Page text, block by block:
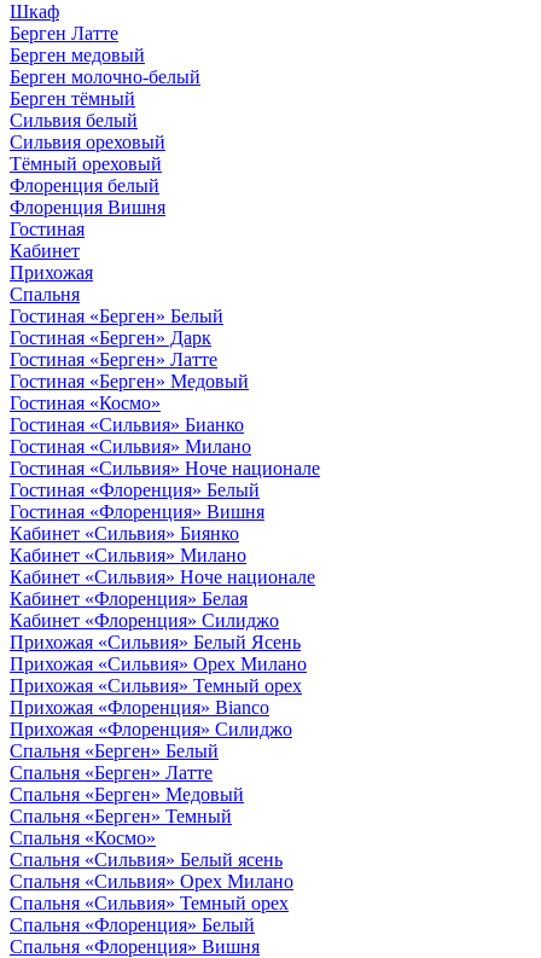
Шкаф
Берген Латте
Берген медовый
Берген молочно-белый
Берген тёмный
Сильвия белый
Сильвия ореховый
Тёмный ореховый
Флоренция белый
Флоренция Вишня
Гостиная
Кабинет
Прихожая
Спальня
Гостиная «Берген» Белый
Гостиная «Берген» Дарк
Гостиная «Берген» Латте
Гостиная «Берген» Медовый
Гостиная «Космо»
Гостиная «Сильвия» Бианко
Гостиная «Сильвия» Милано
Гостиная «Сильвия» Ноче национале
Гостиная «Флоренция» Белый
Гостиная «Флоренция» Вишня
Кабинет «Сильвия» Биянко
Кабинет «Сильвия» Милано
Кабинет «Сильвия» Ноче национале
Кабинет «Флоренция» Белая
Кабинет «Флоренция» Силиджо
Прихожая «Сильвия» Белый Ясень
Прихожая «Сильвия» Орех Милано
Прихожая «Сильвия» Темный орех
Прихожая «Флоренция» Bianco
Прихожая «Флоренция» Силиджо
Спальня «Берген» Белый
Спальня «Берген» Латте
Спальня «Берген» Медовый
Спальня «Берген» Темный
Спальня «Космо»
Спальня «Сильвия» Белый ясень
Спальня «Сильвия» Орех Милано
Спальня «Сильвия» Темный орех
Спальня «Флоренция» Белый
Спальня «Флоренция» Вишня